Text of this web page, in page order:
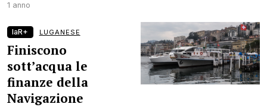
1 anno
laR+ LUGANESE
Finiscono
sott’acqua le
finanze della
Navigazione